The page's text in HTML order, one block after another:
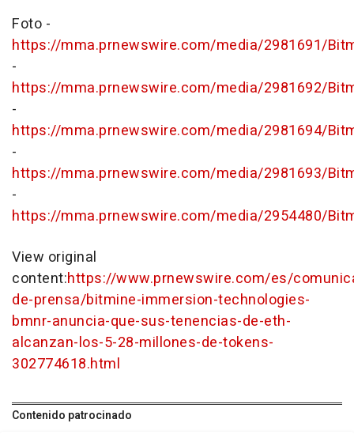
Foto -
https://mma.prnewswire.com/media/2981691/
-
https://mma.prnewswire.com/media/2981692/
-
https://mma.prnewswire.com/media/2981694/
-
https://mma.prnewswire.com/media/2981693/
-
https://mma.prnewswire.com/media/2954480/
View original
content:https://www.prnewswire.com/es/
de-prensa/bitmine-immersion-technologies-
bmnr-anuncia-que-sus-tenencias-de-eth-
alcanzan-los-5-28-millones-de-tokens-
302774618.html
Contenido patrocinado